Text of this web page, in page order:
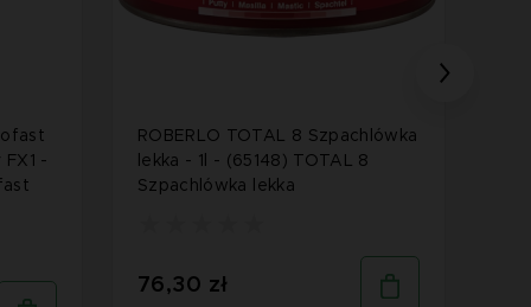
-
ROBERLO TOTAL 8 Szpachlówka
lekka - 1l - (65148) TOTAL 8
Szpachlówka lekka
76,30 zł